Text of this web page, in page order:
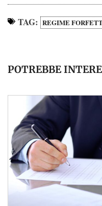
TAG: REGIME
POTREBBE